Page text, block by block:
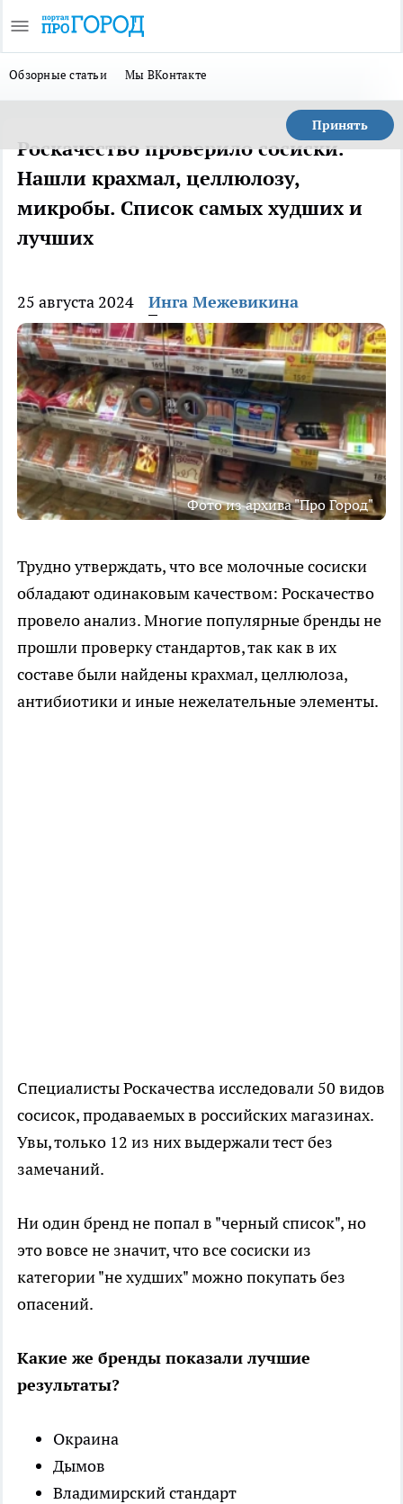
Обзорные статьи Мы ВКонтакте
Принять
Роскачество проверило сосиски.
Нашли крахмал, целлюлозу,
микробы. Список самых худших и
лучших
25 августа 2024 Инга Межевикина
Фото из архива "Про Город"
Трудно утверждать, что все молочные сосиски
обладают одинаковым качеством: Роскачество
провело анализ. Многие популярные бренды не
прошли проверку стандартов, так как в их
составе были найдены крахмал, целлюлоза,
антибиотики и иные нежелательные элементы.
Специалисты Роскачества исследовали 50 видов
сосисок, продаваемых в российских магазинах.
Увы, только 12 из них выдержали тест без
замечаний.
Ни один бренд не попал в "черный список", но
это вовсе не значит, что все сосиски из
категории "не худших" можно покупать без
опасений.
Какие же бренды показали лучшие
результаты?
Окраина
Дымов
Владимирский стандарт